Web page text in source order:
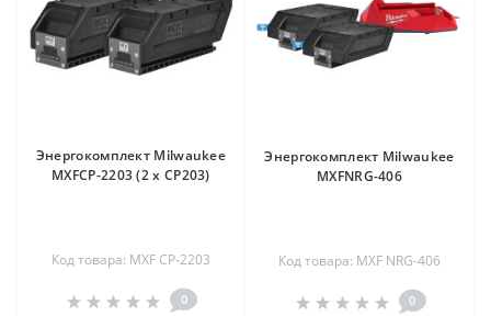
Энергокомплект Milwaukee
MXFCP-2203 (2 х CP203)
Код товара: MXF CP-2203
0
Энергокомплект Milwaukee
MXFNRG-406
Код товара: MXF NRG-406
0